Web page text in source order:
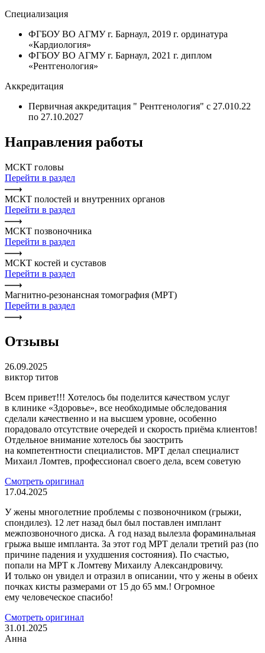
Специализация
ФГБОУ ВО АГМУ г. Барнаул, 2019 г. ординатура
«Кардиология»
ФГБОУ ВО АГМУ г. Барнаул, 2021 г. диплом
«Рентгенология»
Аккредитация
Первичная аккредитация " Рентгенология" с 27.010.22
по 27.10.2027
Направления работы
МСКТ головы
Перейти в раздел
МСКТ полостей и внутренних органов
Перейти в раздел
МСКТ позвоночника
Перейти в раздел
МСКТ костей и суставов
Перейти в раздел
Магнитно-резонансная томография (МРТ)
Перейти в раздел
Отзывы
26.09.2025
виктор титов
Всем привет!!! Хотелось бы поделится качеством услуг
в клинике «Здоровье», все необходимые обследования
сделали качественно и на высшем уровне, особенно
порадовало отсутствие очередей и скорость приёма клиентов!
Отдельное внимание хотелось бы заострить
на компетентности специалистов. МРТ делал специалист
Михаил Ломтев, профессионал своего дела, всем советую
Смотреть оригинал
17.04.2025
У жены многолетние проблемы с позвоночником (грыжи,
спондилез). 12 лет назад был был поставлен имплант
межпозвоночного диска. А год назад вылезла фораминальная
грыжа выше импланта. За этот год МРТ делали третий раз (по
причине падения и ухудшения состояния). По счастью,
попали на МРТ к Ломтеву Михаилу Александровичу.
И только он увидел и отразил в описании, что у жены в обеих
почках кисты размерами от 15 до 65 мм.! Огромное
ему человеческое спасибо!
Смотреть оригинал
31.01.2025
Анна